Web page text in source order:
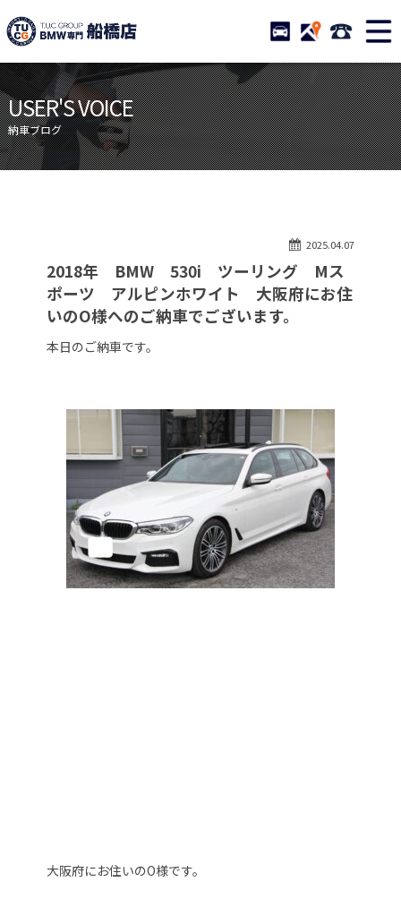
TUCグループ BMW専門 船
STOCK ACCESS 047-
ニュース
在庫リスト
目玉車両一覧
店舗紹介
保証＆サービス
アクセスマップ
自動車保険
TUCとは？
リクルート
納車blog
スタッフblog
会社概要
USER'S VOICE
納車ブログ
2025.04.07
2018年 BMW 530i ツーリング Mス
ポーツ アルピンホワイト 大阪府にお住
いのO様へのご納車でございます。
本日のご納車です。
大阪府にお住いのO様です。